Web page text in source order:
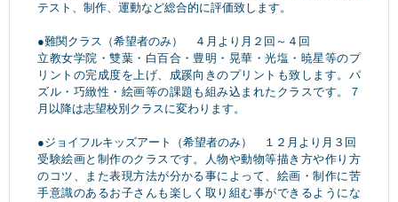
テスト、制作、運動など総合的に評価致します。
●難関クラス（希望者のみ） ４月より月２回～４回
立教女学院・雙葉・白百合・豊明・晃華・光塩・暁星等のプ
リントの完成度を上げ、成蹊向きのプリントも致します。パ
ズル・巧緻性・絵画等の課題も組み込まれたクラスです。７
月以降は志望校別クラスに変わります。
●ジョイフルキッズアート（希望者のみ） １２月より月３回
受験絵画と制作のクラスです。人物や動物等描き方や作り方
のコツ、また表現方法が分かる事によって、絵画・制作に苦
手意識のあるお子さんも楽しく取り組む事ができるようにな